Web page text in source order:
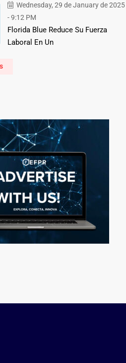
Wednesday, 29 de January de 2025
- 9:12 PM
Florida Blue Reduce Su Fuerza
Laboral En Un